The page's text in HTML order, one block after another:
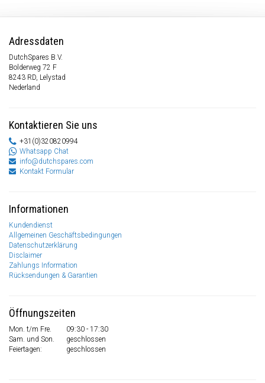
Adressdaten
DutchSpares B.V.
Bolderweg 72 F
8243 RD, Lelystad
Nederland
Kontaktieren Sie uns
+31(0)320820994
Whatsapp Chat
info@dutchspares.com
Kontakt Formular
Informationen
Kundendienst
Allgemeinen Geschäftsbedingungen
Datenschutzerklärung
Disclaimer
Zahlungs Information
Rücksendungen & Garantien
Öffnungszeiten
Mon. t/m Fre.
09:30 - 17:30
Sam. und Son.
geschlossen
Feiertagen:
geschlossen